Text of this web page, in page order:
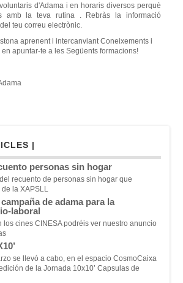
d'Adama i en horaris diversos perquè
amb la teva rutina
Rebràs la informació
teu correu electrònic.
aprenent i intercanviant Coneixements i
apuntar-te a les Següents formacions!
|
personas sin hogar
recuento de personas sin hogar que
la XAPSLL
de adama para la
laboral
los cines CINESA podréis ver nuestro anuncio
se llevó a cabo, en el espacio CosmoCaixa
de la Jornada 10x10’ Capsulas de